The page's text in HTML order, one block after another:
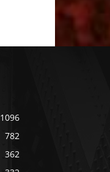
1096
782
362